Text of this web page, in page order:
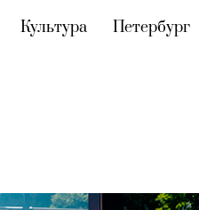
Культура(current)
Петербург